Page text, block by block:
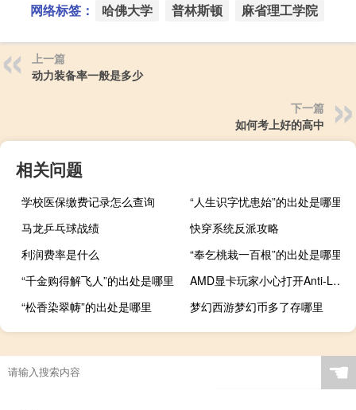
网络标签： 哈佛大学 普林斯顿 麻省理工学院
上一篇
动力装备率一般是多少
下一篇
如何考上好的高中
相关问题
学校医保缴费记录怎么查询
“人生识字忧患始”的出处是哪里
马龙乒乓球战绩
快穿系统反派攻略
利润费率是什么
“奉乞桃栽一百根”的出处是哪里
“千金购得解飞人”的出处是哪里
AMD显卡玩家小心打开Anti-Lag+：会被判作弊
“松香染翠帱”的出处是哪里
梦幻西游梦幻币多了存哪里
☚